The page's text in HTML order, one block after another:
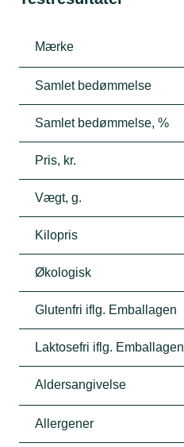
Mærke
Samlet bedømmelse
Samlet bedømmelse, %
Pris, kr.
Vægt, g.
Kilopris
Økologisk
Glutenfri iflg. Emballagen
Laktosefri iflg. Emballagen
Aldersangivelse
Allergener